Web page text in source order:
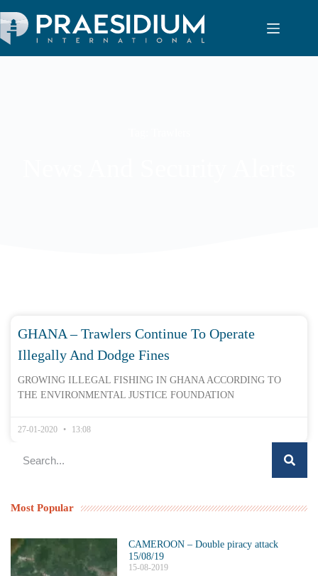
GHANA – Trawlers Continue To Operate
Illegally And Dodge Fines
GROWING ILLEGAL FISHING IN GHANA ACCORDING TO
THE ENVIRONMENTAL JUSTICE FOUNDATION
27-01-2020 13:08
Most Popular
CAMEROON – Double piracy attack
15/08/19
15-08-2019